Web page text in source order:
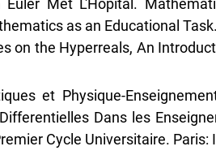
Euler Met L'Hôpital.
as an Educational
on the Hyperreals, An
et Physique-
Dans les
Cycle Universitaire. Paris: